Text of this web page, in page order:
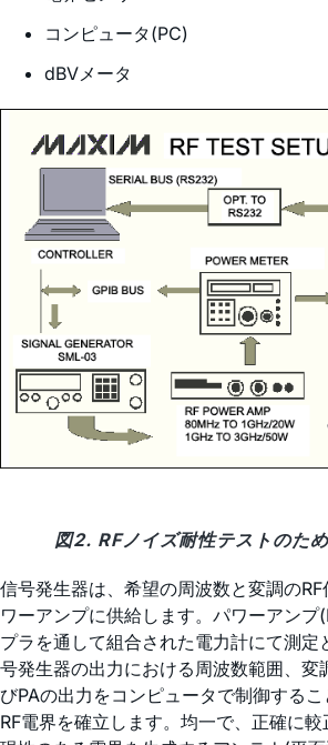
コンピュータ(PC)
dBVメータ
図2. RFノイズ耐性テストのため
信号発生器は、希望の周波数と変調の
ワーアンプに供給します。パワーアンプ
プラを通して組合された電力計にて測定
号発生器の出力における周波数範囲、変
びPAの出力をコンピュータで制御する
RF電界を確立します。均一で、正確に